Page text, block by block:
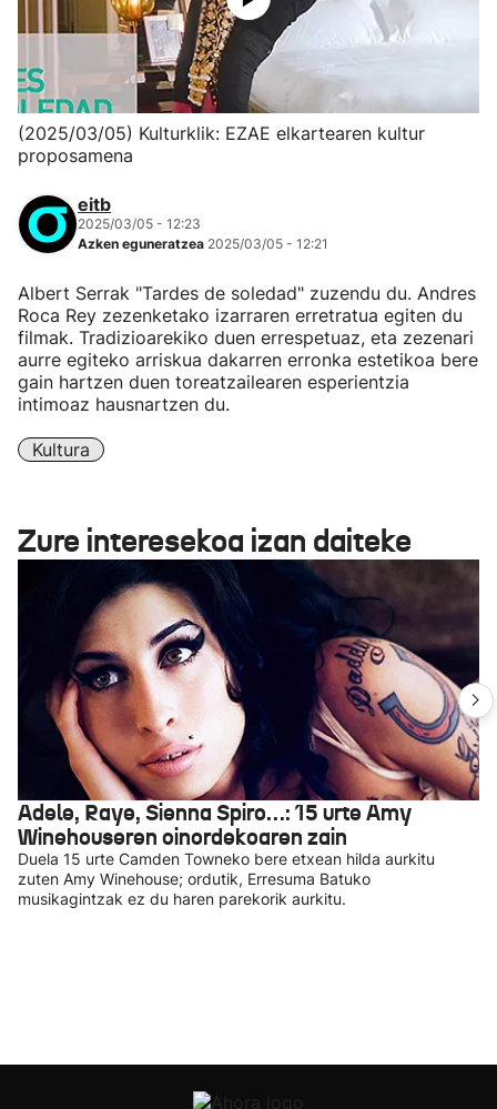
(2025/03/05) Kulturklik: EZAE elkartearen kultur
proposamena
eitb
2025/03/05 - 12:23
Azken eguneratzea 2025/03/05 - 12:21
Albert Serrak "Tardes de soledad" zuzendu du. Andres
Roca Rey zezenketako izarraren erretratua egiten du
filmak. Tradizioarekiko duen errespetuaz, eta zezenari
aurre egiteko arriskua dakarren erronka estetikoa bere
gain hartzen duen toreatzailearen esperientzia
intimoaz hausnartzen du.
Kultura
Zure interesekoa izan daiteke
Adele, Raye, Sienna Spiro…: 15 urte Amy
Winehouseren oinordekoaren zain
Duela 15 urte Camden Towneko bere etxean hilda aurkitu
zuten Amy Winehouse; ordutik, Erresuma Batuko
musikagintzak ez du haren parekorik aurkitu.